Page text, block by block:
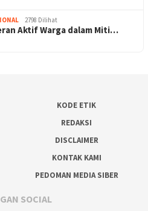
2798 Dilihat
Aktif Warga dalam Miti…
KODE ETIK
REDAKSI
DISCLAIMER
KONTAK KAMI
PEDOMAN MEDIA SIBER
SOCIAL